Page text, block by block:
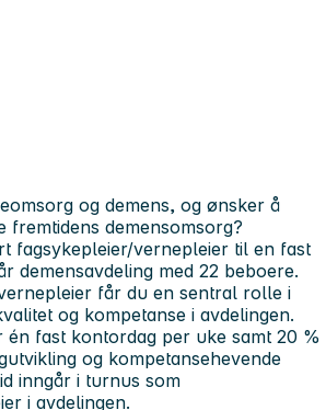
og demens, og ønsker å
demensomsorg?
fagsykepleier/vernepleier til en fast
demensavdeling med 22 beboere.
får du en sentral rolle i
og kompetanse i avdelingen.
én fast kontordag per uke samt 20 %
og kompetansehevende
inngår i turnus som
i avdelingen.